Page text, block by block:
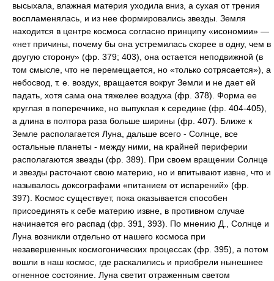
высыхала, влажная материя уходила вниз, а сухая от трения
воспламенялась, и из нее формировались звезды. Земля
находится в центре космоса согласно принципу «исономии» —
«нет причины, почему бы она устремилась скорее в одну, чем в
другую сторону» (фр. 379; 403), она остается неподвижной (в
том смысле, что не перемещается, но «только сотрясается»), а
небосвод, т. е. воздух, вращается вокруг Земли и не дает ей
падать, хотя сама она тяжелее воздуха (фр. 378). Форма ее
круглая в поперечнике, но выпуклая к середине (фр. 404-405),
а длина в полтора раза больше ширины (фр. 407). Ближе к
Земле располагается Луна, дальше всего - Солнце, все
остальные планеты - между ними, на крайней периферии
располагаются звезды (фр. 389). При своем вращении Солнце
и звезды расточают свою материю, но и впитывают извне, что и
называлось доксографами «питанием от испарений» (фр.
397). Космос существует, пока оказывается способен
присоединять к себе материю извне, в противном случае
начинается его распад (фр. 391, 393). По мнению Д., Солнце и
Луна возникли отдельно от нашего космоса при
незавершенных космогонических процессах (фр. 395), а потом
вошли в наш космос, где раскалились и приобрели нынешнее
огненное состояние. Луна светит отраженным светом